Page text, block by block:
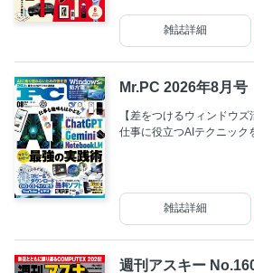
雑誌詳細
Mr.PC 2026年8月号
【差をつけるウィンドウ
仕事に役立つAIテクニック
雑誌詳細
週刊アスキー